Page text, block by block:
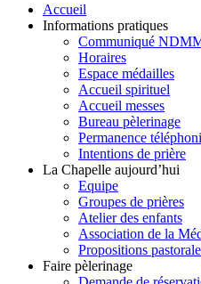
Accueil
Informations pratiques
Communiqué
Horaires
Espace médailles
Accueil spirituel
Accueil messes
Bureau pèlerinage
Permanence
Intentions de prière
La Chapelle aujourd’hui
Equipe
Groupes de prières
Atelier des enfants
Association de la
Propositions
Faire pèlerinage